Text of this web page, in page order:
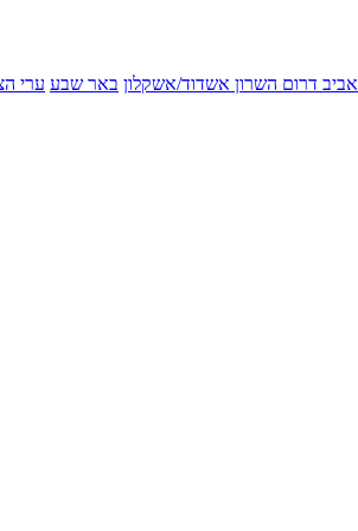
דרום השרון אשדוד/אשקלון באר שבע ערי